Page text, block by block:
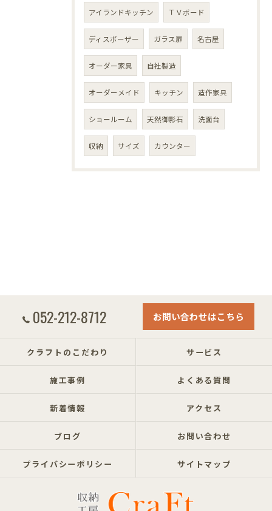
アイランドキッチン ＴＶボード
ディスポーザー ガラス扉 名古屋
オーダー家具 自社製造
オーダーメイド キッチン 造作家具
ショールーム 天然御影石 洗面台
収納 サイズ カウンター
052-212-8712 お問い合わせはこちら
クラフトのこだわり サービス
施工事例 よくある質問
新着情報 アクセス
ブログ お問い合わせ
プライバシーポリシー サイトマップ